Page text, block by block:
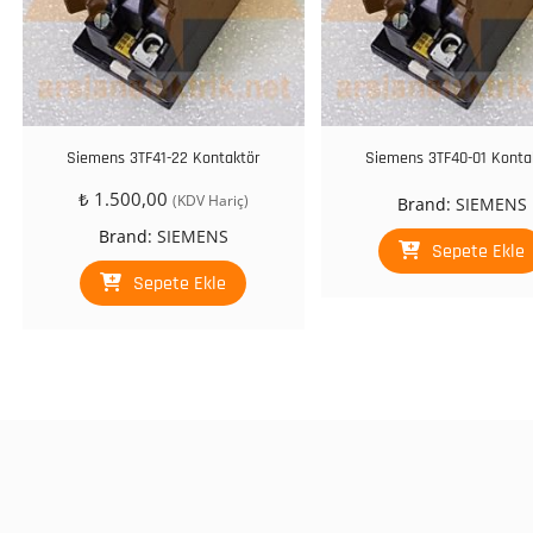
Siemens 3TF41-22 Kontaktör
₺ 1.500,00 (KDV Hariç)
Brand: SIEMENS
Sepete Ekle
Siemens 3TF40-01
Brand: SIEMENS
Sepete Ekle